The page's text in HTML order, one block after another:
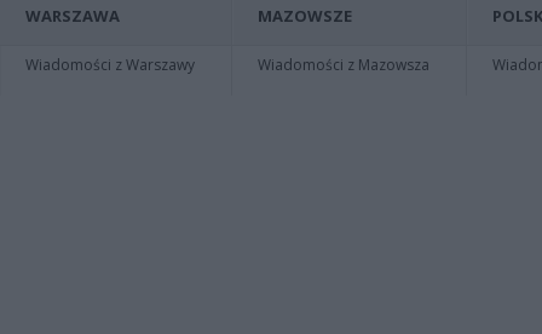
WARSZAWA
Wiadomości z Warszawy
MAZOWSZE
Wiadomości z Mazowsza